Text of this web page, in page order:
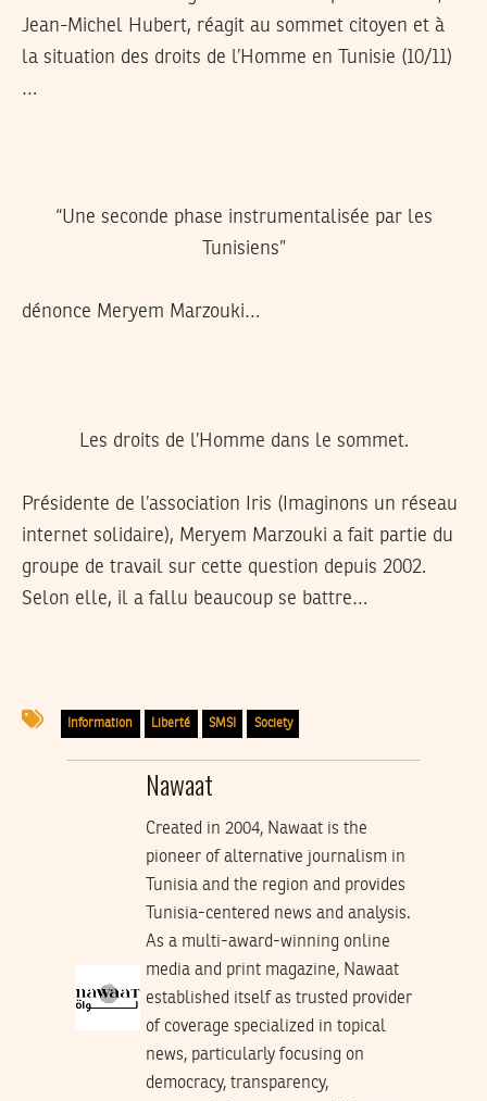
Jean-Michel Hubert, réagit au sommet citoyen et à
la situation des droits de l’Homme en Tunisie (10/11)
…
“Une seconde phase instrumentalisée par les
Tunisiens”
dénonce Meryem Marzouki…
Les droits de l’Homme dans le sommet.
Présidente de l’association Iris (Imaginons un réseau
internet solidaire), Meryem Marzouki a fait partie du
groupe de travail sur cette question depuis 2002.
Selon elle, il a fallu beaucoup se battre…
Information Liberté SMSI Society
Nawaat
Created in 2004, Nawaat is the
pioneer of alternative journalism in
Tunisia and the region and provides
Tunisia-centered news and analysis.
As a multi-award-winning online
media and print magazine, Nawaat
established itself as trusted provider
of coverage specialized in topical
news, particularly focusing on
democracy, transparency,